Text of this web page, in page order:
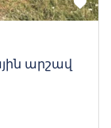
արշավ